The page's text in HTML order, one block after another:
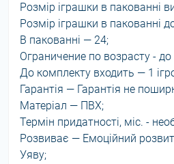
Розмір іграшки в пакованні
Розмір іграшки в пакованні
В пакованні — 24;
Ограничение по возрасту - до
До комплекту входить — 1
Гарантія — Гарантія не
Матеріал — ПВХ;
Термін придатності, міс. -
Розвиває — Емоційний
Уяву;